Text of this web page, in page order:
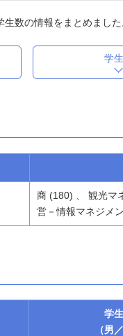
数の情報をまとめました
学
商 (180) 、 観光マ
営－情報マネジメ
学
（男